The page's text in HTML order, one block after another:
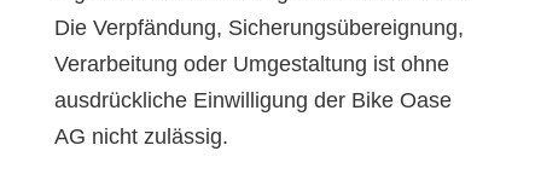
Die Verpfändung, Sicherungsübereignung,
Verarbeitung oder Umgestaltung ist ohne
ausdrückliche Einwilligung der Bike Oase
AG nicht zulässig.